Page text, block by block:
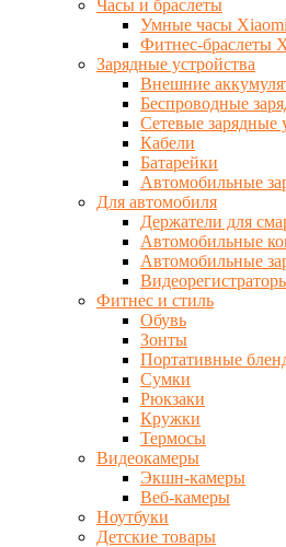
Часы и браслеты
Умные часы Xiaomi
Фитнес-браслеты
Зарядные устройства
Внешние
Беспроводные
Сетевые зарядные
Кабели
Батарейки
Автомобильные
Для автомобиля
Держатели для
Автомобильные
Автомобильные
Фитнес и стиль
Обувь
Зонты
Портативные
Сумки
Рюкзаки
Кружки
Термосы
Видеокамеры
Экшн-камеры
Веб-камеры
Ноутбуки
Детские товары